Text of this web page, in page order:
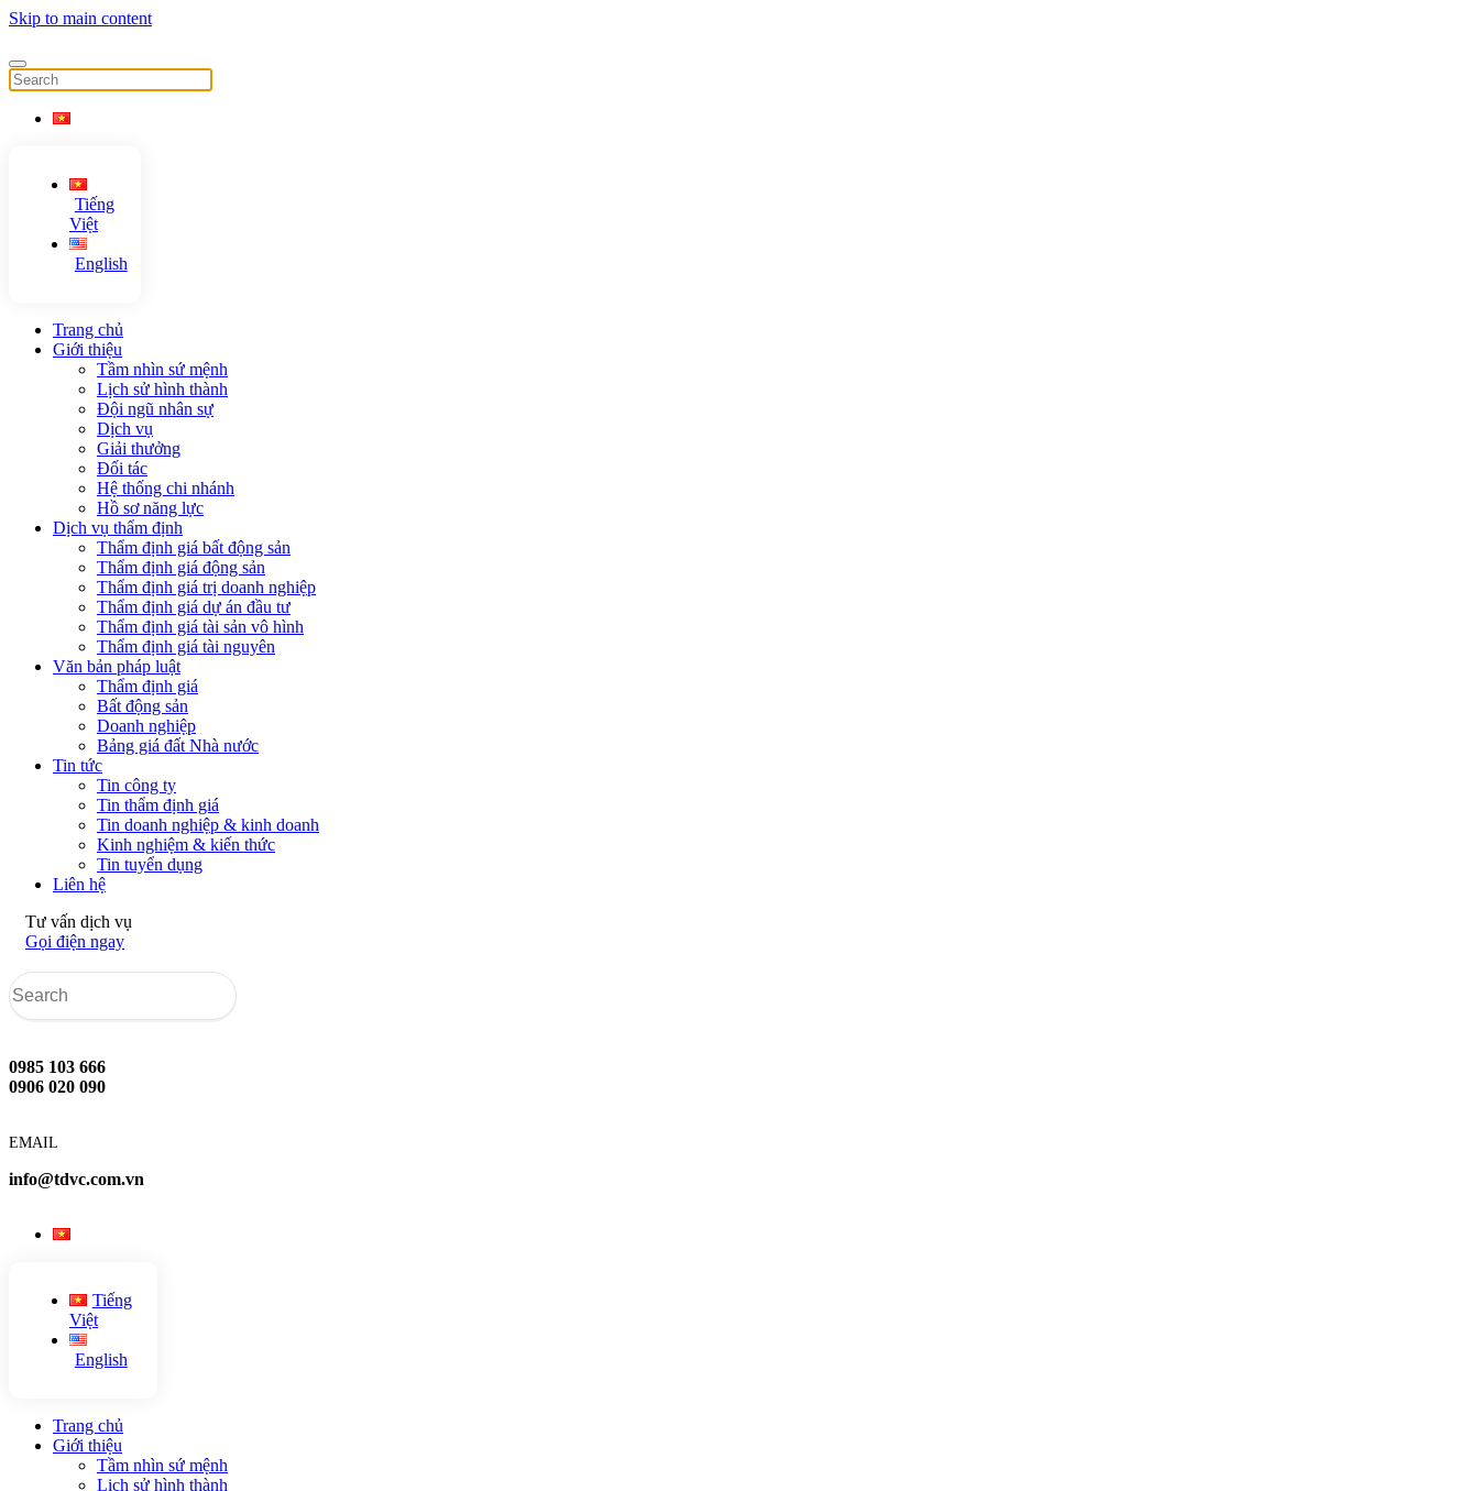
Skip to main content
Tiếng
Việt
English
Trang chủ
Giới thiệu
Tầm nhìn sứ mệnh
Lịch sử hình thành
Đội ngũ nhân sự
Dịch vụ
Giải thưởng
Đối tác
Hệ thống chi nhánh
Hồ sơ năng lực
Dịch vụ thẩm định
Thẩm định giá bất động sản
Thẩm định giá động sản
Thẩm định giá trị doanh nghiệp
Thẩm định giá dự án đầu tư
Thẩm định giá tài sản vô hình
Thẩm định giá tài nguyên
Văn bản pháp luật
Thẩm định giá
Bất động sản
Doanh nghiệp
Bảng giá đất Nhà nước
Tin tức
Tin công ty
Tin thẩm định giá
Tin doanh nghiệp & kinh doanh
Kinh nghiệm & kiến thức
Tin tuyển dụng
Liên hệ
Tư vấn dịch vụ
Gọi điện ngay
0985 103 666
0906 020 090
EMAIL
info@tdvc.com.vn
Tiếng
Việt
English
Trang chủ
Giới thiệu
Tầm nhìn sứ mệnh
Lịch sử hình thành